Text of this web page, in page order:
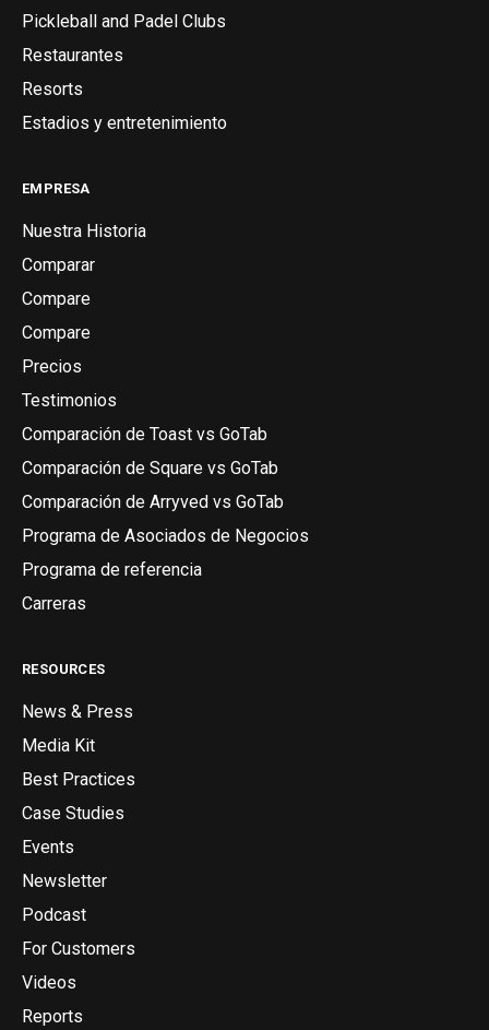
Pickleball and Padel Clubs
Restaurantes
Resorts
Estadios y entretenimiento
EMPRESA
Nuestra Historia
Comparar
Compare
Compare
Precios
Testimonios
Comparación de Toast vs GoTab
Comparación de Square vs GoTab
Comparación de Arryved vs GoTab
Programa de Asociados de Negocios
Programa de referencia
Carreras
RESOURCES
News & Press
Media Kit
Best Practices
Case Studies
Events
Newsletter
Podcast
For Customers
Videos
Reports